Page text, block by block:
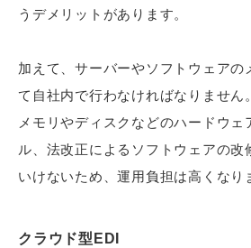
うデメリットがあります。
加えて、サーバーやソフトウェアの
て自社内で行わなければなりません
メモリやディスクなどのハードウェ
ル、法改正によるソフトウェアの改
いけないため、運用負担は高くなり
クラウド型EDI